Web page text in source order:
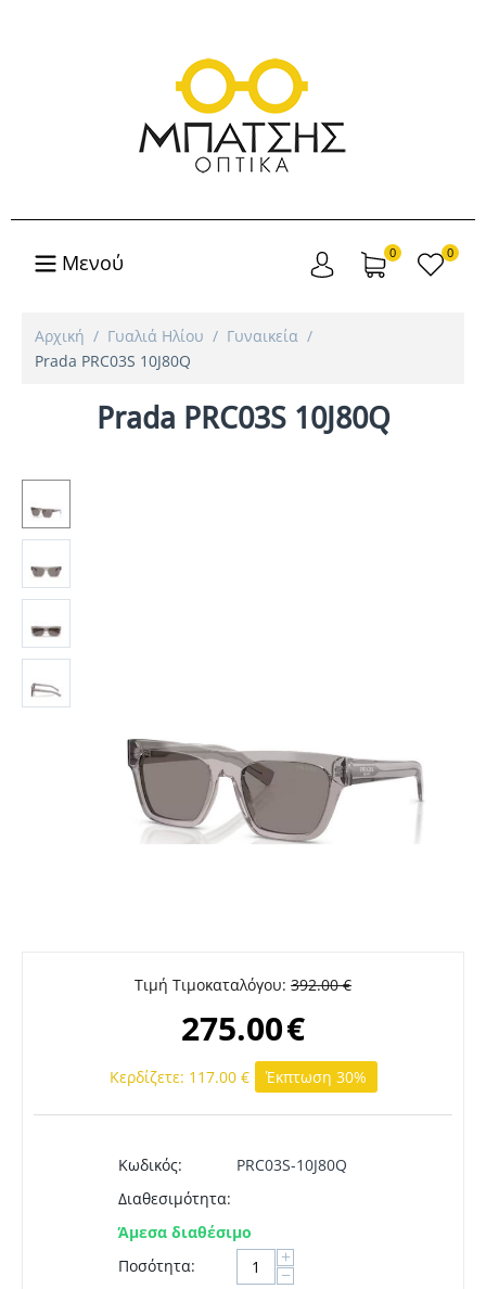
Μενού 0 0
Αρχική / Γυαλιά Ηλίου / Γυναικεία /
Prada PRC03S 10J80Q
Prada PRC03S 10J80Q
Τιμή Τιμοκαταλόγου: 392.00 €
275.00€
Κερδίζετε: 117.00€ Έκπτωση 30%
Κωδικός:
PRC03S-10J80Q
Διαθεσιμότητα:
Άμεσα διαθέσιμο
Ποσότητα:
+
−